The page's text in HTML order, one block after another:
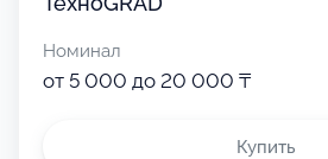
Номинал
от 5 000 до 20 000 ₸
Купить